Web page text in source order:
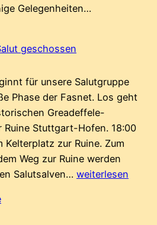
Gelegenheiten…
geschossen
für unsere Salutgruppe
Phase der Fasnet. Los geht
Greadeffele-
Ruine Stuttgart-Hofen. 18:00
Kelterplatz zur Ruine. Zum
Weg zur Ruine werden
Salutsalven… Ab
weiterlesen